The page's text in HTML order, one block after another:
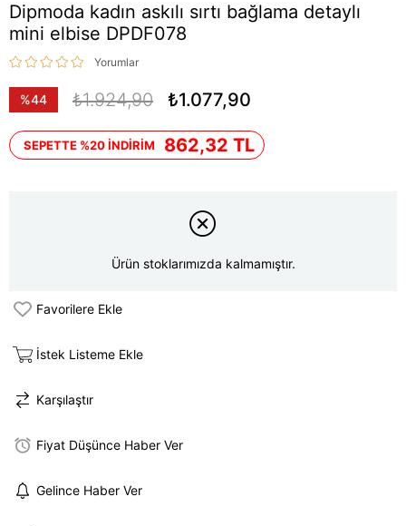
Dipmoda kadın askılı sırtı bağlama detaylı
mini elbise DPDF078
Yorumlar
%44
₺1.924,90 ₺1.077,90
SEPETTE %20 İNDİRİM 862,32 TL
Ürün stoklarımızda kalmamıştır.
Favorilere Ekle
İstek Listeme Ekle
Karşılaştır
Fiyat Düşünce Haber Ver
Gelince Haber Ver